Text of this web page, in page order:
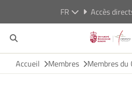
FR Accès
Accueil Membres Membres du